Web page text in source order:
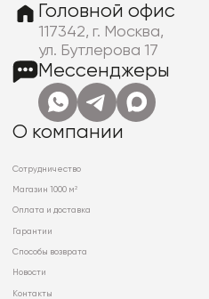
Головной офис
117342, г. Москва,
ул. Бутлерова 17
Мессенджеры
О компании
Сотрудничество
Магазин 1000 м²
Оплата и доставка
Гарантии
Способы возврата
Новости
Контакты